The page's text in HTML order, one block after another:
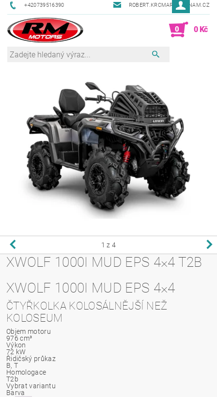
+420739516390 ROBERT.KRCMAR@SEZNAM.CZ
0 0 Kč
1 z 4
XWOLF 1000I MUD EPS 4×4 T2B
XWOLF 1000I MUD EPS 4×4
ČTYŘKOLKA KOLOSÁLNĚJŠÍ NEŽ
KOLOSEUM
Objem motoru
976 cm³
Výkon
72 kW
Řidičský průkaz
B, T
Homologace
T2b
Vybrat variantu
Barva